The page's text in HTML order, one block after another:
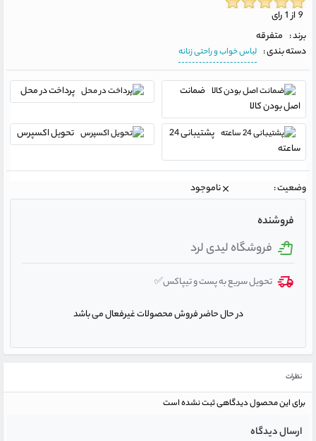
برند : متفرقه
دسته بندی : لباس خواب و راحتی زنانه
ضمانت
اصل بودن کالا
پرداخت در محل
پشتیبانی 24
ساعته
تحویل اکسپرس
وضعیت : ناموجود
فروشنده
فروشگاه لیدی لرد
تحویل سریع به پست و تیپاکس✅
در حال حاضر فروش محصولات غیرفعال می باشد
نظرات
برای این محصول دیدگاهی ثبت نشده است
ارسال دیدگاه